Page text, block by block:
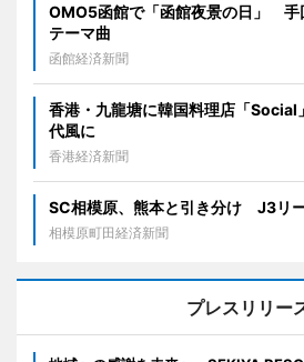
OMO5函館で「函館夜景の日」 手
テーマ曲
函館経済新聞
香港・九龍塘に韓国料理店「
代風に
香港経済新聞
SC相模原、熊本と引き分け J3リ
相模原町田経済新聞
プレスリリー